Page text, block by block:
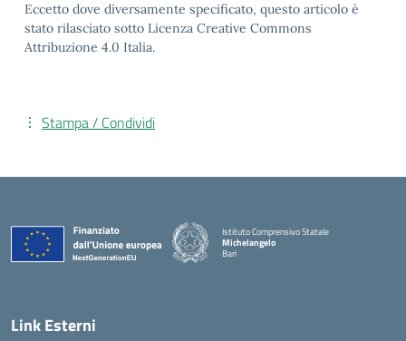
Eccetto dove diversamente specificato, questo articolo è
stato rilasciato sotto Licenza Creative Commons
Attribuzione 4.0 Italia.
Stampa / Condividi
Istituto Comprensivo Statale
Michelangelo
Bari
Link Esterni